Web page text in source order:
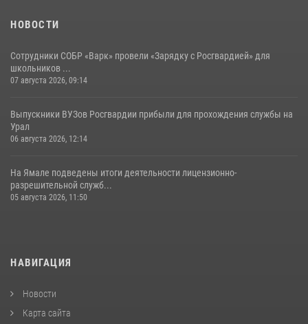
НОВОСТИ
Сотрудники СОБР «Варк» провели «Зарядку с Росгвардией» для
школьников ...
07 августа 2026, 09:14
Выпускники ВУЗов Росгвардии прибыли для прохождения службы на
Урал
06 августа 2026, 12:14
На Ямале подведены итоги деятельности лицензионно-
разрешительной служб...
05 августа 2026, 11:50
НАВИГАЦИЯ
Новости
Карта сайта